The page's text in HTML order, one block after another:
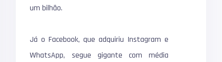
um bilhão.
Já o Facebook, que adquiriu Instagram e
WhatsApp, segue gigante com média